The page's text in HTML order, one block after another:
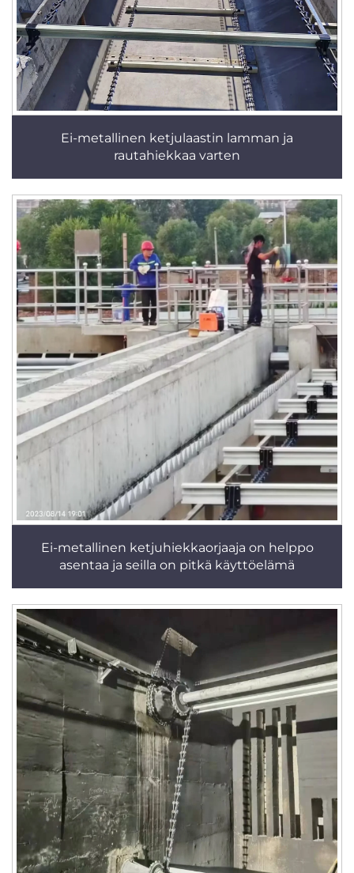
Ei-metallinen ketjulaastin lamman ja
rautahiekkaa varten
Ei-metallinen ketjuhiekkaorjaaja on helppo
asentaa ja seilla on pitkä käyttöelämä